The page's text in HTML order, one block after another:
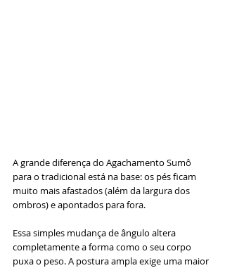
A grande diferença do Agachamento Sumô
para o tradicional está na base: os pés ficam
muito mais afastados (além da largura dos
ombros) e apontados para fora.
Essa simples mudança de ângulo altera
completamente a forma como o seu corpo
puxa o peso. A postura ampla exige uma maior